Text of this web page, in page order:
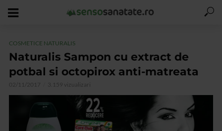
COSMETICE NATURALIS
Naturalis Sampon cu extract de
potbal si octopirox anti-matreata
02/11/2017 3.159 vizualizari